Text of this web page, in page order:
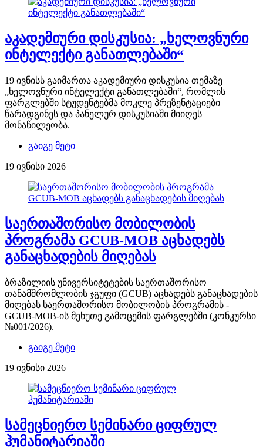
აკადემიური დისკუსია: „ხელოვნური
ინტელექტი განათლებაში“
19 ივნისს გაიმართა აკადემიური დისკუსია თემაზე
„ხელოვნური ინტელექტი განათლებაში“, რომლის
ფარგლებში სტუდენტებმა მოკლე პრეზენტაციები
წარადგინეს და პანელურ დისკუსიაში მიიღეს
მონაწილეობა.
გაიგე მეტი
19 ივნისი 2026
საერთაშორისო მობილობის
პროგრამა GCUB-MOB აცხადებს
განაცხადების მიღებას
ბრაზილიის უნივერსიტეტების საერთაშორისო
თანამშრომლობის ჯგუფი (GCUB) აცხადებს განაცხადების
მიღებას საერთაშორისო მობილობის პროგრამის -
GCUB-MOB-ის მეხუთე გამოცემის ფარგლებში (კონკურსი
№001/2026).
გაიგე მეტი
19 ივნისი 2026
სამეცნიერო სემინარი ციფრულ
ჰუმანიტარიაში